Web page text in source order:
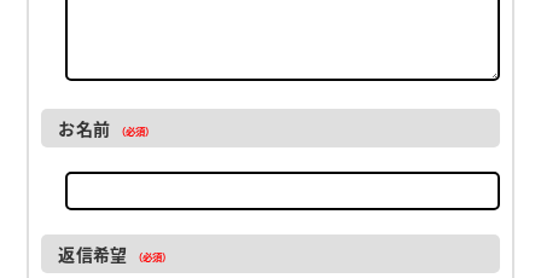
お名前 （必須）
返信希望 （必須）